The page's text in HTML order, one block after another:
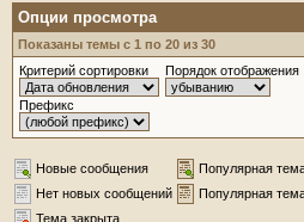
Опции просмотра
Показаны темы с 1 по 20 из 30
Критерий сортировки
Порядок отображения
Префикс
Новые сообщения
Популярная
Нет новых сообщений
Популярная
Тема закрыта